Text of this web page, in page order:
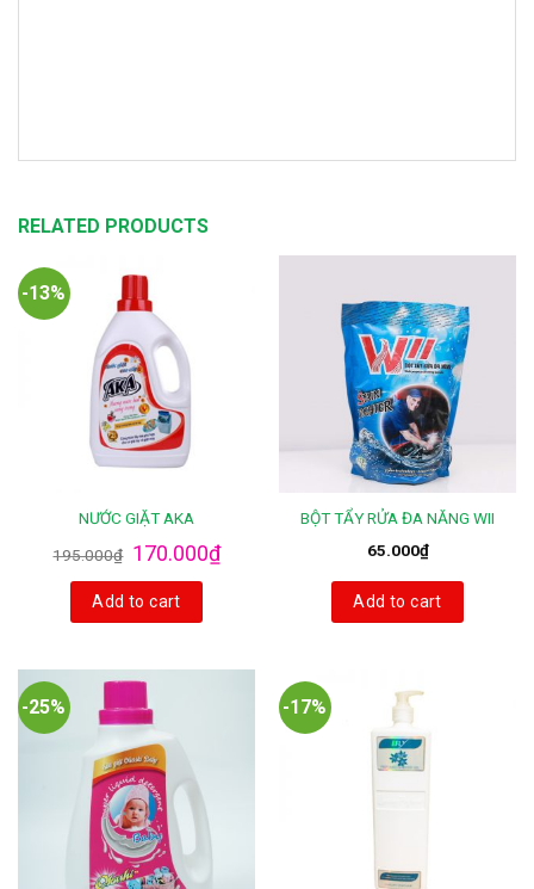
RELATED PRODUCTS
-13%
NƯỚC GIẶT AKA
195.000₫ 170.000₫
Add to cart
BỘT TẨY RỬA ĐA NĂNG WII
65.000₫
Add to cart
-25% -17%